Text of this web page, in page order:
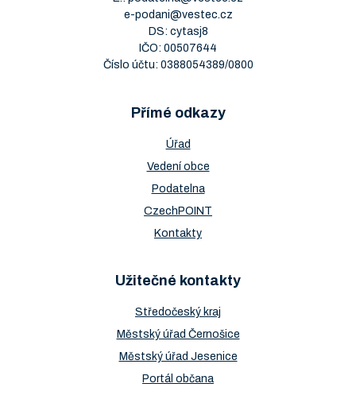
e-podani@vestec.cz
DS: cytasj8
IČO: 00507644
Číslo účtu: 0388054389/0800
Přímé odkazy
Úřad
Vedení obce
Podatelna
CzechPOINT
Kontakty
Užitečné kontakty
Středočeský kraj
Městský úřad Černošice
Městský úřad Jesenice
Portál občana